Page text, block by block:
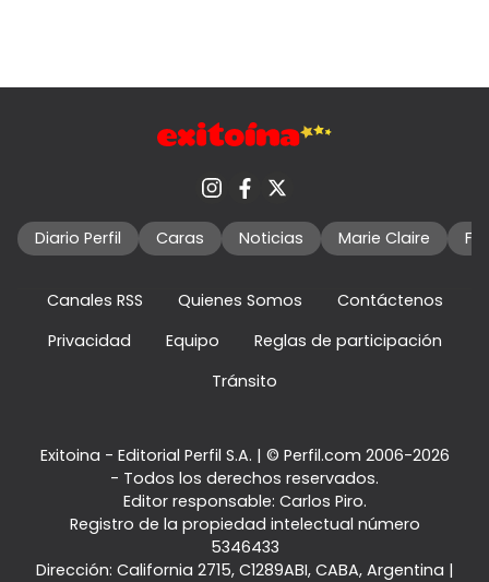
Diario Perfil Caras Noticias Marie Claire
Canales RSS Quienes Somos
Contáctenos
Privacidad
Equipo
Reglas de participación
Tránsito
Exitoina - Editorial Perfil S.A. | © Perfil.com 2006-2026
- Todos los derechos reservados.
Editor responsable: Carlos Piro.
Registro de la propiedad intelectual número
5346433
Dirección: California 2715, C1289ABI, CABA, Argentina |